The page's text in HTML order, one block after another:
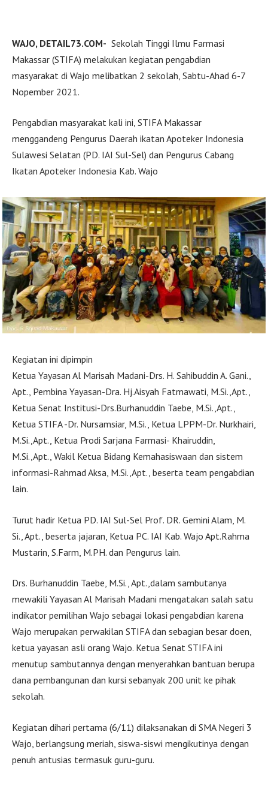
WAJO, DETAIL73.COM- Sekolah Tinggi Ilmu Farmasi
Makassar (STIFA) melakukan kegiatan pengabdian
masyarakat di Wajo melibatkan 2 sekolah, Sabtu-Ahad 6-7
Nopember 2021.
Pengabdian masyarakat kali ini, STIFA Makassar
menggandeng Pengurus Daerah ikatan Apoteker Indonesia
Sulawesi Selatan (PD. IAI Sul-Sel) dan Pengurus Cabang
Ikatan Apoteker Indonesia Kab. Wajo
Kegiatan ini dipimpin
Ketua Yayasan Al Marisah Madani-Drs. H. Sahibuddin A. Gani.,
Apt., Pembina Yayasan-Dra. Hj.Aisyah Fatmawati, M.Si.,Apt.,
Ketua Senat Institusi-Drs.Burhanuddin Taebe, M.Si.,Apt.,
Ketua STIFA -Dr. Nursamsiar, M.Si., Ketua LPPM-Dr. Nurkhairi,
M.Si.,Apt., Ketua Prodi Sarjana Farmasi- Khairuddin,
M.Si.,Apt., Wakil Ketua Bidang Kemahasiswaan dan sistem
informasi-Rahmad Aksa, M.Si.,Apt., beserta team pengabdian
lain.
Turut hadir Ketua PD. IAI Sul-Sel Prof. DR. Gemini Alam, M.
Si., Apt., beserta jajaran, Ketua PC. IAI Kab. Wajo Apt.Rahma
Mustarin, S.Farm, M.PH. dan Pengurus lain.
Drs. Burhanuddin Taebe, M.Si., Apt.,dalam sambutanya
mewakili Yayasan Al Marisah Madani mengatakan salah satu
indikator pemilihan Wajo sebagai lokasi pengabdian karena
Wajo merupakan perwakilan STIFA dan sebagian besar doen,
ketua yayasan asli orang Wajo. Ketua Senat STIFA ini
menutup sambutannya dengan menyerahkan bantuan berupa
dana pembangunan dan kursi sebanyak 200 unit ke pihak
sekolah.
Kegiatan dihari pertama (6/11) dilaksanakan di SMA Negeri 3
Wajo, berlangsung meriah, siswa-siswi mengikutinya dengan
penuh antusias termasuk guru-guru.